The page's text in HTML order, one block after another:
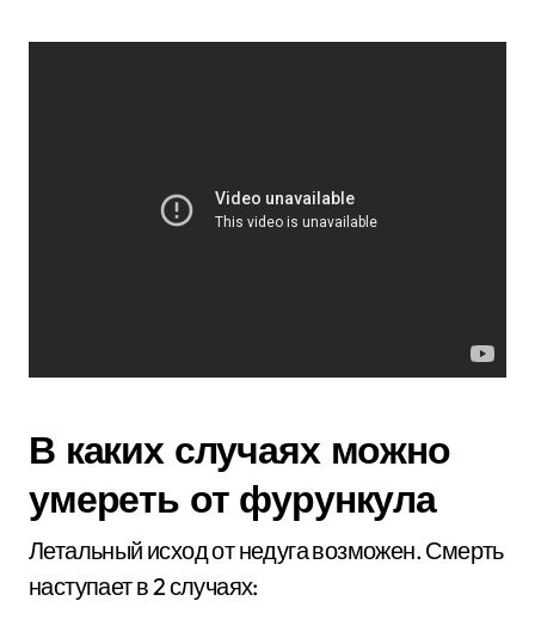
В каких случаях можно
умереть от фурункула
Летальный исход от недуга возможен. Смерть
наступает в 2 случаях: